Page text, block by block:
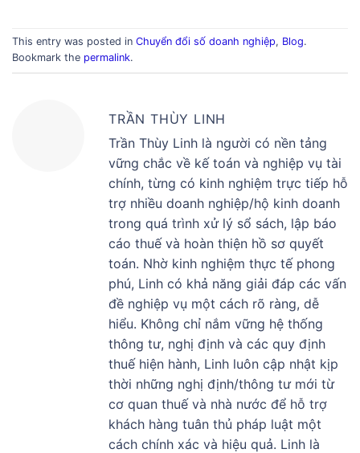
This entry was posted in Chuyển đổi số doanh nghiệp, Blog.
Bookmark the permalink.
TRẦN THÙY LINH
Trần Thùy Linh là người có nền tảng
vững chắc về kế toán và nghiệp vụ tài
chính, từng có kinh nghiệm trực tiếp hỗ
trợ nhiều doanh nghiệp/hộ kinh doanh
trong quá trình xử lý sổ sách, lập báo
cáo thuế và hoàn thiện hồ sơ quyết
toán. Nhờ kinh nghiệm thực tế phong
phú, Linh có khả năng giải đáp các vấn
đề nghiệp vụ một cách rõ ràng, dễ
hiểu. Không chỉ nắm vững hệ thống
thông tư, nghị định và các quy định
thuế hiện hành, Linh luôn cập nhật kịp
thời những nghị định/thông tư mới từ
cơ quan thuế và nhà nước để hỗ trợ
khách hàng tuân thủ pháp luật một
cách chính xác và hiệu quả. Linh là